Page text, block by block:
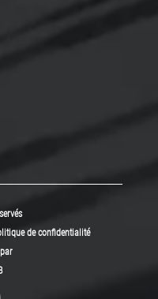
de confidentialité